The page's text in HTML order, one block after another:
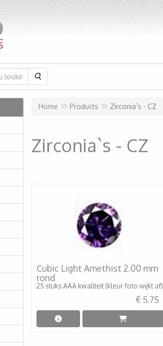
Search
Home Products Zirconia`s - CZ
Zirconia`s - CZ
Cubic Light Amethist 2.00 mm
rond
25 stuks AAA kwaliteit (kleur foto wijkt af)
€ 5.75